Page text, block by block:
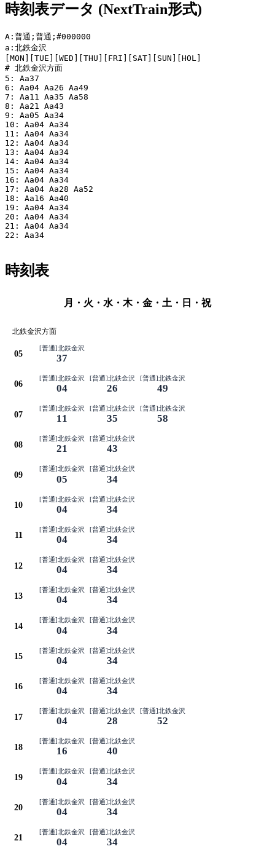
時刻表データ (NextTrain形式)
A:普通;普通;#000000
a:北鉄金沢
[MON][TUE][WED][THU][FRI][SAT][SUN][HOL]
# 北鉄金沢方面
5: Aa37
6: Aa04 Aa26 Aa49
7: Aa11 Aa35 Aa58
8: Aa21 Aa43
9: Aa05 Aa34
10: Aa04 Aa34
11: Aa04 Aa34
12: Aa04 Aa34
13: Aa04 Aa34
14: Aa04 Aa34
15: Aa04 Aa34
16: Aa04 Aa34
17: Aa04 Aa28 Aa52
18: Aa16 Aa40
19: Aa04 Aa34
20: Aa04 Aa34
21: Aa04 Aa34
22: Aa34
時刻表
月・火・水・木・金・土・日・祝
北鉄金沢方面
05
[普通]北鉄金沢
37
06
[普通]北鉄金沢
04
[普通]北鉄金沢
26
[普通]北鉄金沢
49
07
[普通]北鉄金沢
11
[普通]北鉄金沢
35
[普通]北鉄金沢
58
08
[普通]北鉄金沢
21
[普通]北鉄金沢
43
09
[普通]北鉄金沢
05
[普通]北鉄金沢
34
10
[普通]北鉄金沢
04
[普通]北鉄金沢
34
11
[普通]北鉄金沢
04
[普通]北鉄金沢
34
12
[普通]北鉄金沢
04
[普通]北鉄金沢
34
13
[普通]北鉄金沢
04
[普通]北鉄金沢
34
14
[普通]北鉄金沢
04
[普通]北鉄金沢
34
15
[普通]北鉄金沢
04
[普通]北鉄金沢
34
16
[普通]北鉄金沢
04
[普通]北鉄金沢
34
17
[普通]北鉄金沢
04
[普通]北鉄金沢
28
[普通]北鉄金沢
52
18
[普通]北鉄金沢
16
[普通]北鉄金沢
40
19
[普通]北鉄金沢
04
[普通]北鉄金沢
34
20
[普通]北鉄金沢
04
[普通]北鉄金沢
34
21
[普通]北鉄金沢
04
[普通]北鉄金沢
34